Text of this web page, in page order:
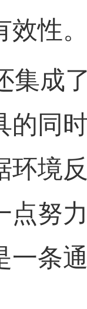
效性
集成
的同
环境
点努
一条